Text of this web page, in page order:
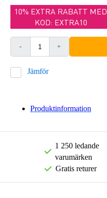
10% EXTRA RABATT MED
KOD: EXTRA10
- +
Jämför
Produktinformation
1 250 ledande
varumärken
Gratis returer